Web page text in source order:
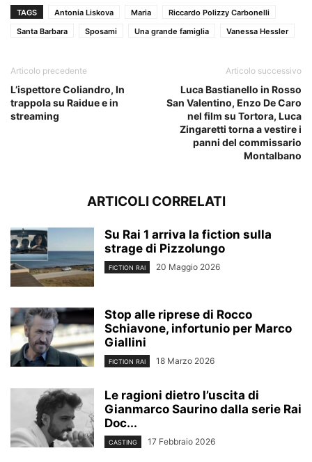
TAGS Antonia Liskova Maria
Riccardo Polizzy Carbonelli
Santa Barbara
Sposami Una grande famiglia Vanessa Hessler
Articolo precedente
L’ispettore Coliandro, In
trappola su Raidue e in
streaming
Articolo successivo
Luca Bastianello in Rosso
San Valentino, Enzo De Caro
nel film su Tortora, Luca
Zingaretti torna a vestire i
panni del commissario
Montalbano
ARTICOLI CORRELATI
Su Rai 1 arriva la fiction sulla
strage di Pizzolungo
FICTION RAI 20 Maggio 2026
Stop alle riprese di Rocco
Schiavone, infortunio per Marco
Giallini
FICTION RAI 18 Marzo 2026
Le ragioni dietro l’uscita di
Gianmarco Saurino dalla serie Rai
Doc...
CASTING 17 Febbraio 2026